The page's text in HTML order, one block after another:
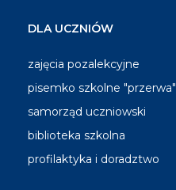
DLA UCZNIÓW
zajęcia pozalekcyjne
pisemko szkolne "przerwa"
samorząd uczniowski
biblioteka szkolna
profilaktyka i doradztwo